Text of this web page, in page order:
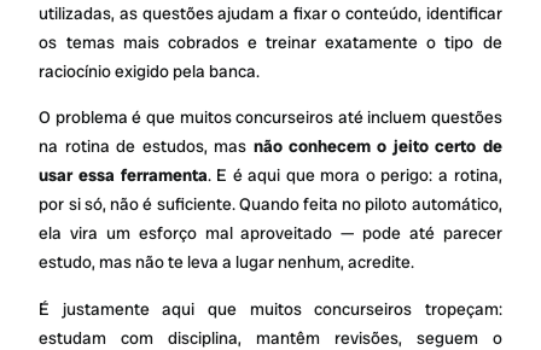
utilizadas, as questões ajudam a fixar o conteúdo, identificar
os temas mais cobrados e treinar exatamente o tipo de
raciocínio exigido pela banca.
O problema é que muitos concurseiros até incluem questões
na rotina de estudos, mas não conhecem o jeito certo de
usar essa ferramenta. E é aqui que mora o perigo: a rotina,
por si só, não é suficiente. Quando feita no piloto automático,
ela vira um esforço mal aproveitado — pode até parecer
estudo, mas não te leva a lugar nenhum, acredite.
É justamente aqui que muitos concurseiros tropeçam:
estudam com disciplina, mantêm revisões, seguem o